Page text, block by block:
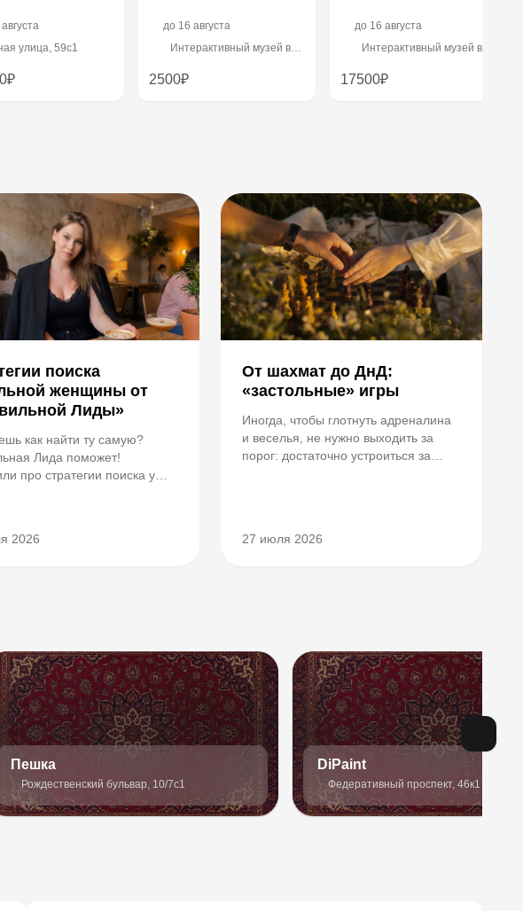
улица, 59с1
до 16 августа
Интерактивный музей в
2500₽
до 16 августа
Интерактивный музей в
17500₽
поиска
женщины от
Лиды»
как найти ту самую?
Лида поможет!
про стратегии поиска у
2026
От шахмат до ДнД:
«застольные» игры
Иногда, чтобы глотнуть адреналина
и веселья, не нужно выходить за
порог: достаточно устроиться за
27 июля 2026
Пешка
Рождественский бульвар, 10/7с1
DiPaint
Федеративный проспект, 46к1